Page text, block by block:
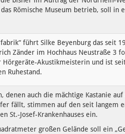
Römische Museum betrieb, soll in
führt Silke Beyenburg das seit
Zänder im Hochhaus Neustraße 3
Hörgeräte-Akustikmeisterin und ist
Ruhestand.
denen auch die mächtige Kastanie
fällt, stimmen auf den seit langem
St.-Josef-Krankenhauses ein.
großen Gelände soll ein